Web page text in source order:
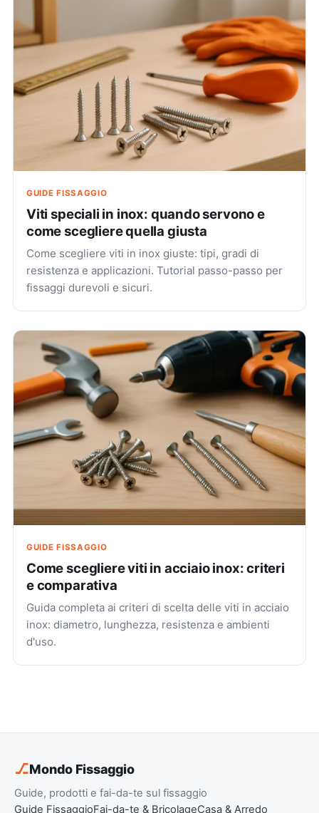
GUIDE FISSAGGIO
Viti speciali in inox: quando servono e
come scegliere quella giusta
Come scegliere viti in inox giuste: tipi, gradi di
resistenza e applicazioni. Tutorial passo-passo per
fissaggi durevoli e sicuri.
GUIDE FISSAGGIO
Come scegliere viti in acciaio inox: criteri
e comparativa
Guida completa ai criteri di scelta delle viti in acciaio
inox: diametro, lunghezza, resistenza e ambienti
d'uso.
⎇Mondo Fissaggio
Guide, prodotti e fai-da-te sul fissaggio
Guide FissaggioFai-da-te & BricolageCasa & Arredo